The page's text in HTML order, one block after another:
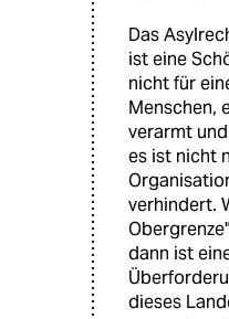
Das
ist eine
nicht für
Menschen,
verarmt
es ist nicht
verhindert.
dann ist
dieses